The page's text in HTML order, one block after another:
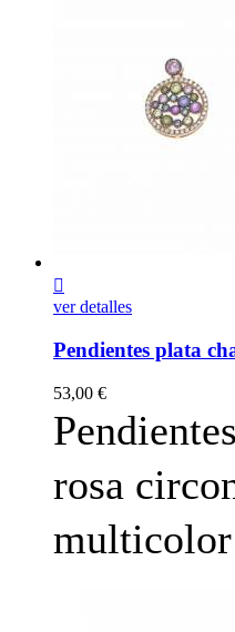

ver detalles
Pendientes plata
Precio
53,00 €
rosa
multicolor